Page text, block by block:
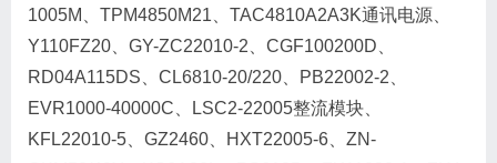
1005M、TPM4850M21、TAC4810A2A3K通讯电源、
Y110FZ20、GY-ZC22010-2、CGF100200D、
RD04A115DS、CL6810-20/220、PB22002-2、
EVR1000-40000C、LSC2-22005整流模块、
KFL22010-5、GZ2460、HXT22005-6、ZN-